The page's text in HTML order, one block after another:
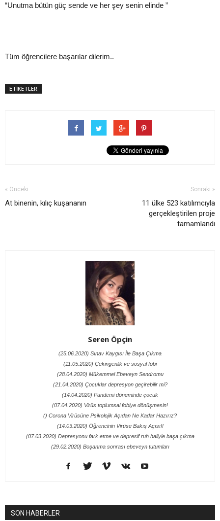
“Unutma bütün güç sende ve her şey senin elinde ”
Tüm öğrencilere başarılar dilerim..
ETİKETLER
« Önceki
At binenin, kılıç kuşananın
Sonraki »
11 ülke 523 katılımcıyla
gerçekleştirilen proje
tamamlandı
Seren Öpçin
(25.06.2020) Sınav Kaygısı İle Başa Çıkma
(11.05.2020) Çekingenlik ve sosyal fobi
(28.04.2020) Mükemmel Ebeveyn Sendromu
(21.04.2020) Çocuklar depresyon geçirebilir mi?
(14.04.2020) Pandemi döneminde çocuk
(07.04.2020) Virüs toplumsal fobiye dönüşmesin!
() Corona Virüsüne Psikolojik Açıdan Ne Kadar Hazırız?
(14.03.2020) Öğrencinin Virüse Bakış Açısı!!
(07.03.2020) Depresyonu fark etme ve depresif ruh haliyle başa çıkma
(29.02.2020) Boşanma sonrası ebeveyn tutumları
SON HABERLER